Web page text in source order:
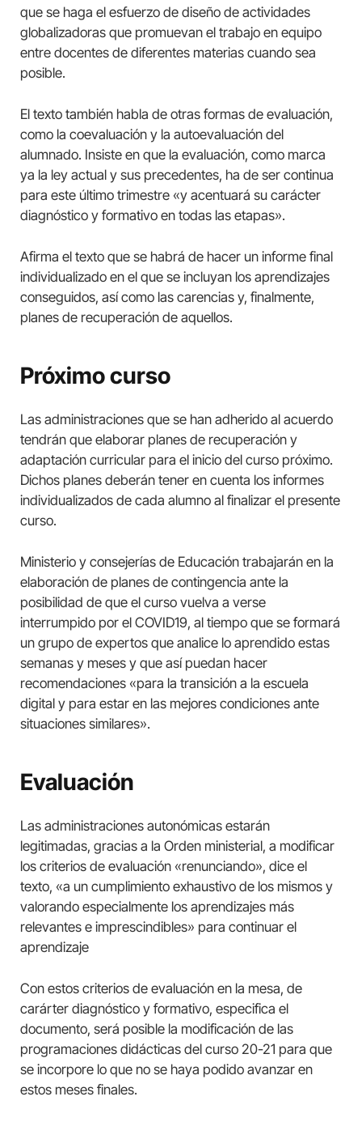
que se haga el esfuerzo de diseño de actividades
globalizadoras que promuevan el trabajo en equipo
entre docentes de diferentes materias cuando sea
posible.
El texto también habla de otras formas de evaluación,
como la coevaluación y la autoevaluación del
alumnado. Insiste en que la evaluación, como marca
ya la ley actual y sus precedentes, ha de ser continua
para este último trimestre «y acentuará su carácter
diagnóstico y formativo en todas las etapas».
Afirma el texto que se habrá de hacer un informe final
individualizado en el que se incluyan los aprendizajes
conseguidos, así como las carencias y, finalmente,
planes de recuperación de aquellos.
Próximo curso
Las administraciones que se han adherido al acuerdo
tendrán que elaborar planes de recuperación y
adaptación curricular para el inicio del curso próximo.
Dichos planes deberán tener en cuenta los informes
individualizados de cada alumno al finalizar el presente
curso.
Ministerio y consejerías de Educación trabajarán en la
elaboración de planes de contingencia ante la
posibilidad de que el curso vuelva a verse
interrumpido por el COVID19, al tiempo que se formará
un grupo de expertos que analice lo aprendido estas
semanas y meses y que así puedan hacer
recomendaciones «para la transición a la escuela
digital y para estar en las mejores condiciones ante
situaciones similares».
Evaluación
Las administraciones autonómicas estarán
legitimadas, gracias a la Orden ministerial, a modificar
los criterios de evaluación «renunciando», dice el
texto, «a un cumplimiento exhaustivo de los mismos y
valorando especialmente los aprendizajes más
relevantes e imprescindibles» para continuar el
aprendizaje
Con estos criterios de evaluación en la mesa, de
carárter diagnóstico y formativo, especifica el
documento, será posible la modificación de las
programaciones didácticas del curso 20-21 para que
se incorpore lo que no se haya podido avanzar en
estos meses finales.